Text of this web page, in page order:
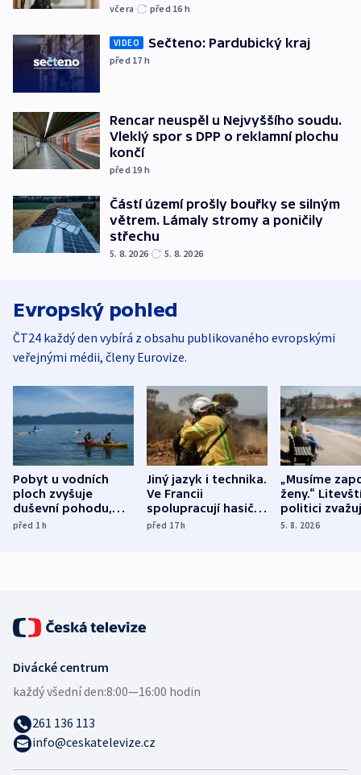
včera před 16 h
VIDEO Sečteno: Pardubický kraj
před 17 h
Rencar neuspěl u Nejvyššího soudu.
Vleklý spor s DPP o reklamní plochu
končí
před 19 h
Částí území prošly bouřky se silným
větrem. Lámaly stromy a poničily
střechu
5. 8. 2026 5. 8. 2026
Evropský pohled
ČT24 každý den vybírá z obsahu publikovaného evropskými
veřejnými médii, členy Eurovize.
Pobyt u vodních
ploch zvyšuje
duševní pohodu,
ukázala
před 1h
Jiný jazyk i technika.
Ve Francii
spolupracují hasiči z
různých zemí
před 17h
„Musíme
ženy.“
politici
dohodu o
5. 8. 2026
Divácké centrum
každý všední den:8:00—16:00 hodin
261 136 113
info@ceskatelevize.cz